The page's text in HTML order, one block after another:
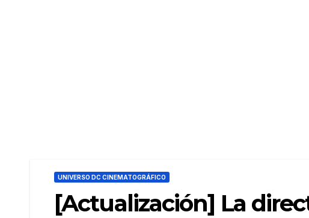
UNIVERSO DC CINEMATOGRÁFICO
[Actualización] La